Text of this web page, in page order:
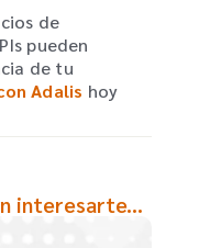
de
pueden
de tu
Adalis hoy
interesarte...